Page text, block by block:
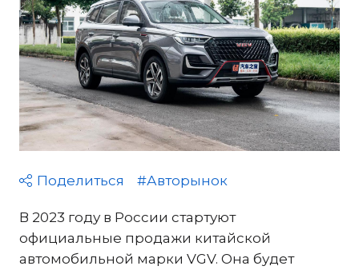
Поделиться #Авторынок
В 2023 году в России стартуют
официальные продажи китайской
автомобильной марки VGV. Она будет